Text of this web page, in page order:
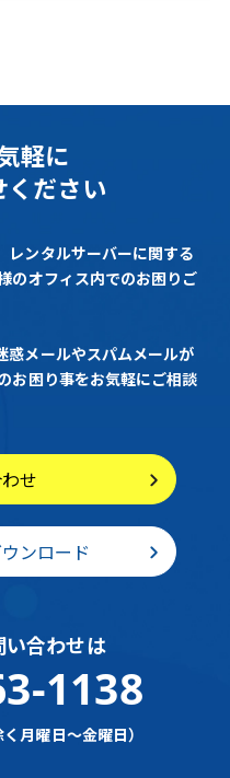
軽に
ください
レンタルサーバーに関する
のオフィス内でのお困りご
惑メールやスパムメールが
お困り事をお気軽にご相談
せ
ンロード
い合わせは
1138
月曜日～金曜日）